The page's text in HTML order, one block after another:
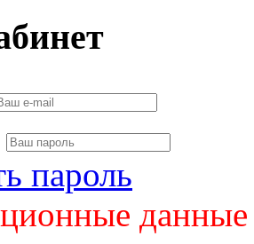
пароль